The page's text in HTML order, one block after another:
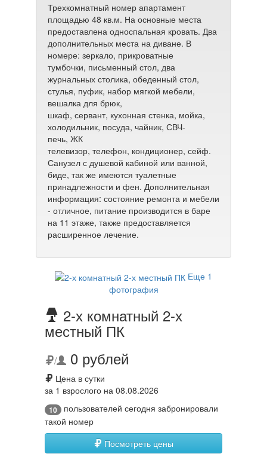
Трехкомнатный номер апартамент
площадью 48 кв.м. На основные места
предоставлена односпальная кровать. Два
дополнительных места на диване. В
номере: зеркало, прикроватные
тумбочки, письменный стол, два
журнальных столика, обеденный стол,
стулья, пуфик, набор мягкой мебели,
вешалка для брюк,
шкаф, сервант, кухонная стенка, мойка,
холодильник, посуда, чайник, СВЧ-
печь, ЖК
телевизор, телефон, кондиционер, сейф.
Санузел с душевой кабиной или ванной,
биде, так же имеются туалетные
принадлежности и фен. Дополнительная
информация: состояние ремонта и мебели
- отличное, питание производится в баре
на 11 этаже, также предоставляется
расширенное лечение.
Еще 1
фотография
2-х комнатный 2-х
местный ПК
/ 0 рублей
Цена в сутки
за 1 взрослого на 08.08.2026
10
пользователей сегодня забронировали
такой номер
Посмотреть цены